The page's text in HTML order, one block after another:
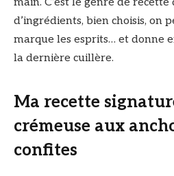
main. C’est le genre de
d’ingrédients, bien choisis, on
marque les esprits… et donne
la dernière cuillère.
Ma recette
crémeuse aux
confites